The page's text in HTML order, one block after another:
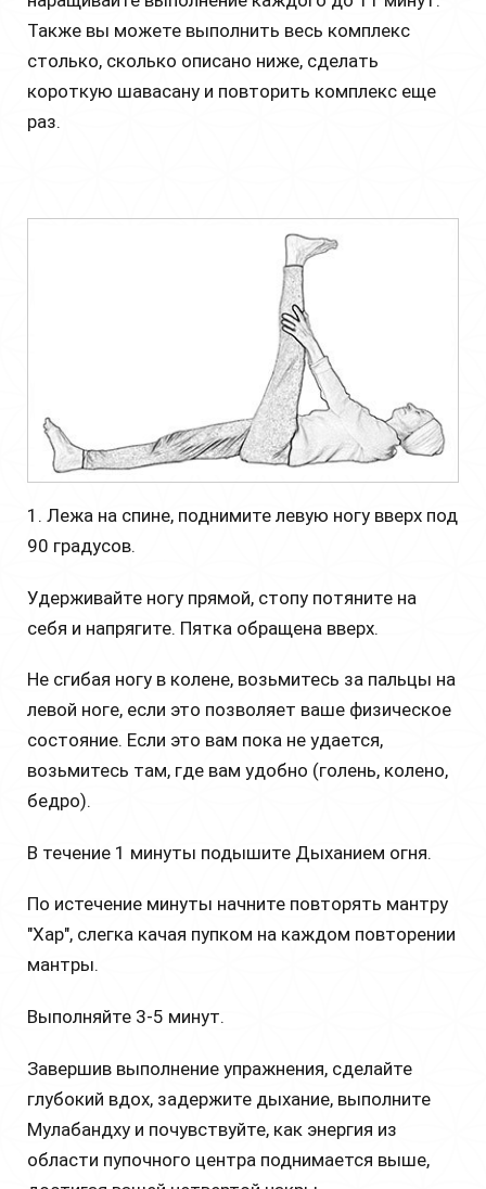
Также вы можете выполнить весь комплекс
столько, сколько описано ниже, сделать
короткую шавасану и повторить комплекс еще
раз.
1. Лежа на спине, поднимите левую ногу вверх под
90 градусов.
Удерживайте ногу прямой, стопу потяните на
себя и напрягите. Пятка обращена вверх.
Не сгибая ногу в колене, возьмитесь за пальцы на
левой ноге, если это позволяет ваше физическое
состояние. Если это вам пока не удается,
возьмитесь там, где вам удобно (голень, колено,
бедро).
В течение 1 минуты подышите Дыханием огня.
По истечение минуты начните повторять мантру
"Хар", слегка качая пупком на каждом повторении
мантры.
Выполняйте 3-5 минут.
Завершив выполнение упражнения, сделайте
глубокий вдох, задержите дыхание, выполните
Мулабандху и почувствуйте, как энергия из
области пупочного центра поднимается выше,